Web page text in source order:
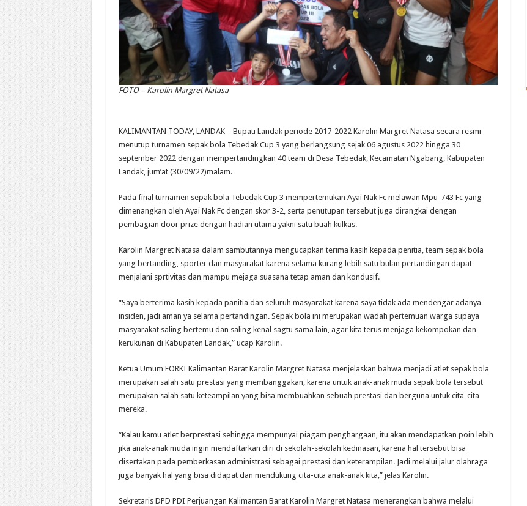
FOTO – Karolin Margret Natasa
KALIMANTAN TODAY, LANDAK – Bupati Landak periode 2017-2022 Karolin Margret Natasa secara resmi
menutup turnamen sepak bola Tebedak Cup 3 yang berlangsung sejak 06 agustus 2022 hingga 30
september 2022 dengan mempertandingkan 40 team di Desa Tebedak, Kecamatan Ngabang, Kabupaten
Landak, jum’at (30/09/22)malam.
Pada final turnamen sepak bola Tebedak Cup 3 mempertemukan Ayai Nak Fc melawan Mpu-743 Fc yang
dimenangkan oleh Ayai Nak Fc dengan skor 3-2, serta penutupan tersebut juga dirangkai dengan
pembagian door prize dengan hadian utama yakni satu buah kulkas.
Karolin Margret Natasa dalam sambutannya mengucapkan terima kasih kepada penitia, team sepak bola
yang bertanding, sporter dan masyarakat karena selama kurang lebih satu bulan pertandingan dapat
menjalani sprtivitas dan mampu mejaga suasana tetap aman dan kondusif.
“Saya berterima kasih kepada panitia dan seluruh masyarakat karena saya tidak ada mendengar adanya
insiden, jadi aman ya selama pertandingan. Sepak bola ini merupakan wadah pertemuan warga supaya
masyarakat saling bertemu dan saling kenal sagtu sama lain, agar kita terus menjaga kekompokan dan
kerukunan di Kabupaten Landak,” ucap Karolin.
Ketua Umum FORKI Kalimantan Barat Karolin Margret Natasa menjelaskan bahwa menjadi atlet sepak bola
merupakan salah satu prestasi yang membanggakan, karena untuk anak-anak muda sepak bola tersebut
merupakan salah satu keteampilan yang bisa membuahkan sebuah prestasi dan berguna untuk cita-cita
mereka.
“Kalau kamu atlet berprestasi sehingga mempunyai piagam penghargaan, itu akan mendapatkan poin lebih
jika anak-anak muda ingin mendaftarkan diri di sekolah-sekolah kedinasan, karena hal tersebut bisa
disertakan pada pemberkasan administrasi sebagai prestasi dan keterampilan. Jadi melalui jalur olahraga
juga banyak hal yang bisa didapat dan mendukung cita-cita anak-anak kita,” jelas Karolin.
Sekretaris DPD PDI Perjuangan Kalimantan Barat Karolin Margret Natasa menerangkan bahwa melalui